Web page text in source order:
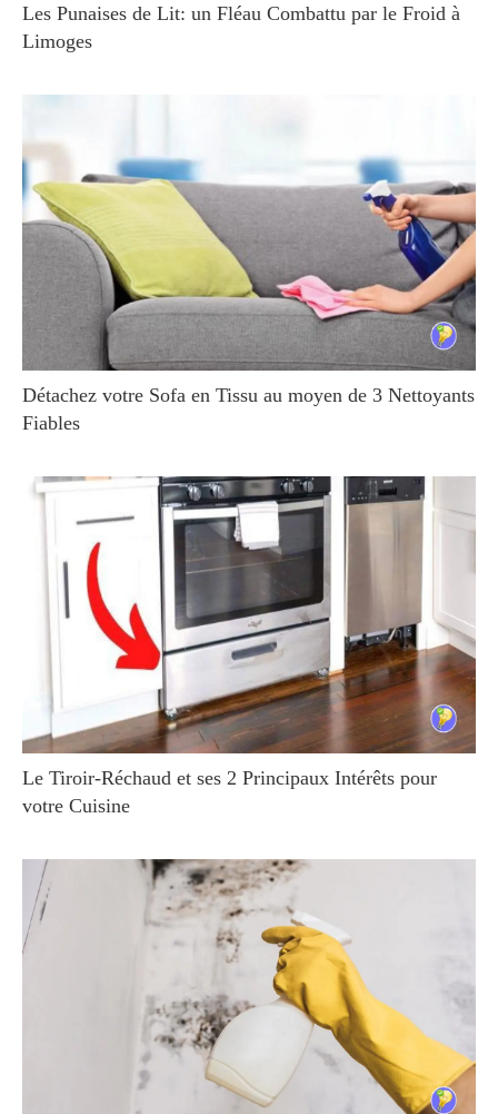
Les Punaises de Lit: un Fléau Combattu par le Froid à
Limoges
Détachez votre Sofa en Tissu au moyen de 3 Nettoyants
Fiables
Le Tiroir-Réchaud et ses 2 Principaux Intérêts pour
votre Cuisine